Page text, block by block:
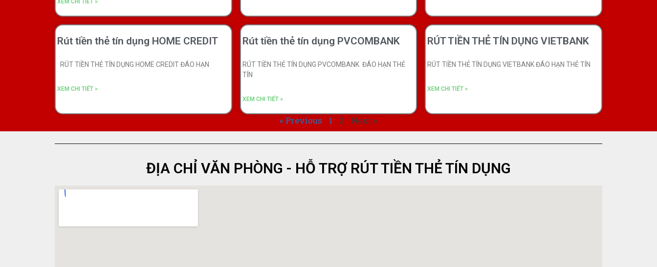
XEM CHI TIẾT »
Rút tiền thẻ tín dụng HOME CREDIT
RÚT TIỀN THẺ TÍN DỤNG HOME CREDIT ĐÁO HẠN
XEM CHI TIẾT »
Rút tiền thẻ tín dụng PVCOMBANK
RÚT TIỀN THẺ TÍN DỤNG PVCOMBANK ĐÁO HẠN THẺ
TÍN
XEM CHI TIẾT »
RÚT TIỀN THẺ TÍN DỤNG VIETBANK
RÚT TIỀN THẺ TÍN DỤNG VIETBANK ĐÁO HẠN THẺ TÍN
XEM CHI TIẾT »
« Previous 1 2 Next »
ĐỊA CHỈ VĂN PHÒNG - HỖ TRỢ RÚT TIỀN THẺ TÍN DỤNG